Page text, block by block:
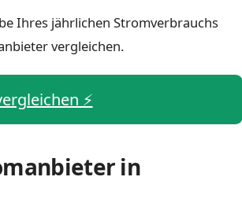
Ihres jährlichen Stromverbrauchs
vergleichen.
⚡️
in